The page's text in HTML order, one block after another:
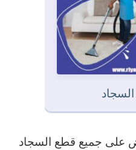
على جميع قطع السجاد